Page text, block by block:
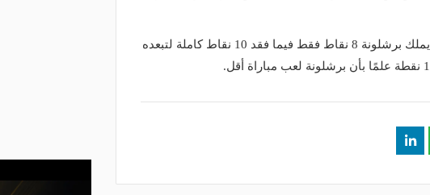
وبعد 6 مباريات خاضها الفريق بالدوري، يملك برشلونة 8 نقاط فقط فيما فقد 10 نقاط كاملة لتبعده